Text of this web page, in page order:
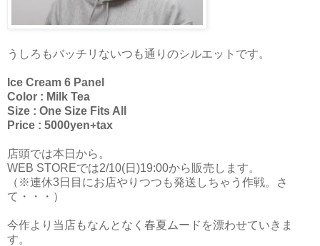
うしろもバッチリないつも通りのシルエットです。
Ice Cream 6 Panel
Color : Milk Tea
Size : One Size Fits All
Price : 5000yen+tax
店頭では本日から。
WEB STOREでは2/10(日)19:00から販売します。
（※連休3日目にお店やりつつも発送しちゃう作戦。さ
て・・・）
今作より当店もなんとなく春夏ムードを漂わせていきま
す。